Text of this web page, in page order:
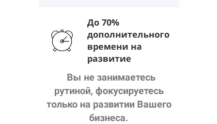
До 70%
дополнительного
времени на
развитие
Вы не занимаетесь
рутиной, фокусируетесь
только на развитии Вашего
бизнеса.